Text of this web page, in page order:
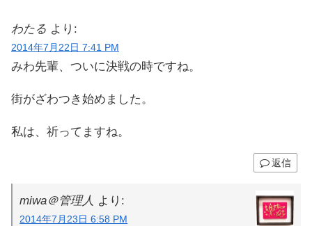
わたる より:
2014年7月22日 7:41 PM
みわ先輩、ついに決戦の時ですね。
街がざわつき始めました。
私は、祈ってますね。
返信
miwa＠管理人 より:
2014年7月23日 6:58 PM